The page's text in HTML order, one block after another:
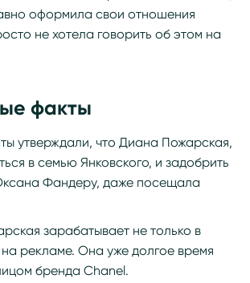
оформила свои отношения
не хотела говорить об этом на
факты
утверждали, что Диана Пожарская,
в семью Янковского, и задобрить
Фандеру, даже посещала
зарабатывает не только в
рекламе. Она уже долгое время
бренда Chanel.